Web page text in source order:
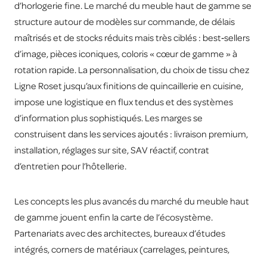
d’horlogerie fine. Le marché du meuble haut de gamme se
structure autour de modèles sur commande, de délais
maîtrisés et de stocks réduits mais très ciblés : best‑sellers
d’image, pièces iconiques, coloris « cœur de gamme » à
rotation rapide. La personnalisation, du choix de tissu chez
Ligne Roset jusqu’aux finitions de quincaillerie en cuisine,
impose une logistique en flux tendus et des systèmes
d’information plus sophistiqués. Les marges se
construisent dans les services ajoutés : livraison premium,
installation, réglages sur site, SAV réactif, contrat
d’entretien pour l’hôtellerie.
Les concepts les plus avancés du marché du meuble haut
de gamme jouent enfin la carte de l’écosystème.
Partenariats avec des architectes, bureaux d’études
intégrés, corners de matériaux (carrelages, peintures,